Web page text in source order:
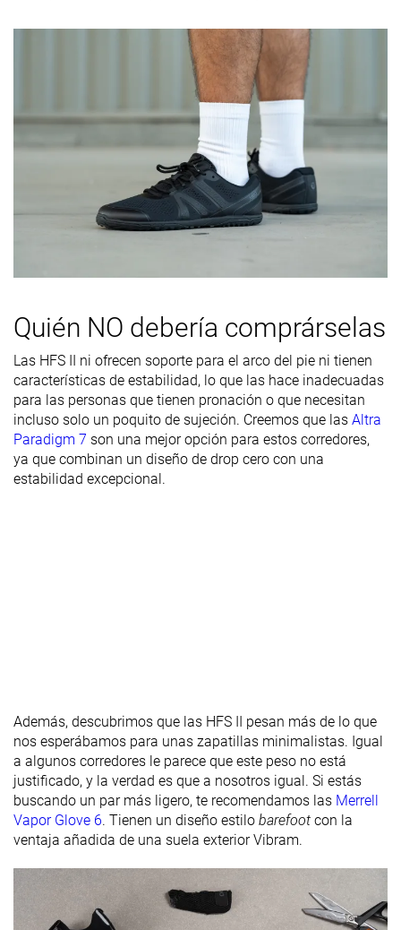
delantera
Decente Decente
Media
de la suela
TranspirabilidadAlta Alta Media
Anchura /
ajuste
Estrecha Media Ancha
Anchura de la
parte
delantera
Ancha Ancha Ancha
Antepié
laboratorio
Antepié
marca
12.1 mm
12.0 mm
10.5 mm
7.0 mm
22.4 mm
24.0 mm
Anchuras
disponibles
Estándar
Ancho
Estándar Estándar
Orthotic
friendly
✓ ✓ ✓
Verano Verano Todas las
Quién NO debería comprárselas
Las HFS II ni ofrecen soporte para el arco del pie ni tienen
características de estabilidad, lo que las hace inadecuadas
para las personas que tienen pronación o que necesitan
incluso solo un poquito de sujeción. Creemos que las Altra
Paradigm 7 son una mejor opción para estos corredores,
ya que combinan un diseño de drop cero con una
estabilidad excepcional.
Además, descubrimos que las HFS II pesan más de lo que
nos esperábamos para unas zapatillas minimalistas. Igual
a algunos corredores le parece que este peso no está
justificado, y la verdad es que a nosotros igual. Si estás
buscando un par más ligero, te recomendamos las Merrell
Vapor Glove 6. Tienen un diseño estilo barefoot con la
ventaja añadida de una suela exterior Vibram.